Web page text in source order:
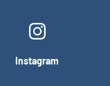
Instagram